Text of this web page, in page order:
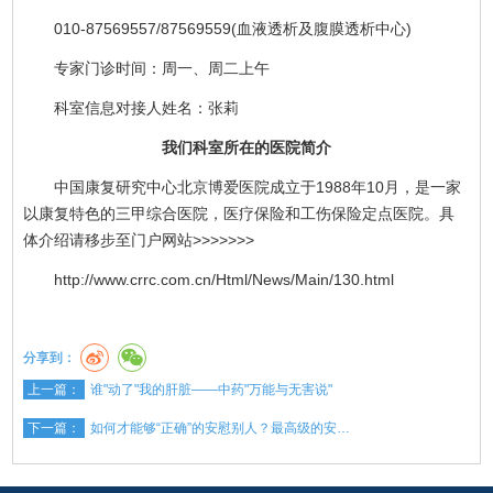
010-87569557/87569559(血液透析及腹膜透析中心)
专家门诊时间：周一、周二上午
科室信息对接人姓名：张莉
我们科室所在的医院简介
中国康复研究中心北京博爱医院成立于1988年10月，是一家
以康复特色的三甲综合医院，医疗保险和工伤保险定点医院。具
体介绍请移步至门户网站>>>>>>>
http://www.crrc.com.cn/Html/News/Main/130.html
分享到：
上一篇： 谁"动了"我的肝脏——中药"万能与无害说"
下一篇： 如何才能够“正确”的安慰别人？最高级的安…